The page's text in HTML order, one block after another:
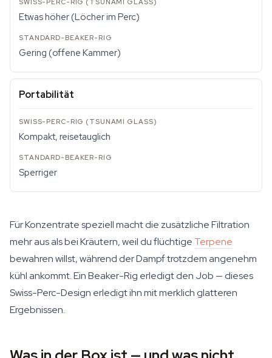
Etwas höher (Löcher im Perc)
Gering (offene Kammer)
Portabilität
Kompakt, reisetauglich
Sperriger
Für Konzentrate speziell macht die zusätzliche Filtration
mehr aus als bei Kräutern, weil du flüchtige Terpene
bewahren willst, während der Dampf trotzdem angenehm
kühl ankommt. Ein Beaker-Rig erledigt den Job — dieses
Swiss-Perc-Design erledigt ihn mit merklich glatteren
Ergebnissen.